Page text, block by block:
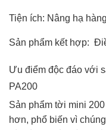
Tiện ích: Nâng hạ
Sản phẩm kết hợp:
Ưu điểm độc đáo với
PA200
Sản phẩm tời mini
hơn, phổ biến vì